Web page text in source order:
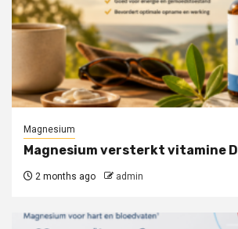
Magnesium
Magnesium versterkt vitamine D
2 months ago admin